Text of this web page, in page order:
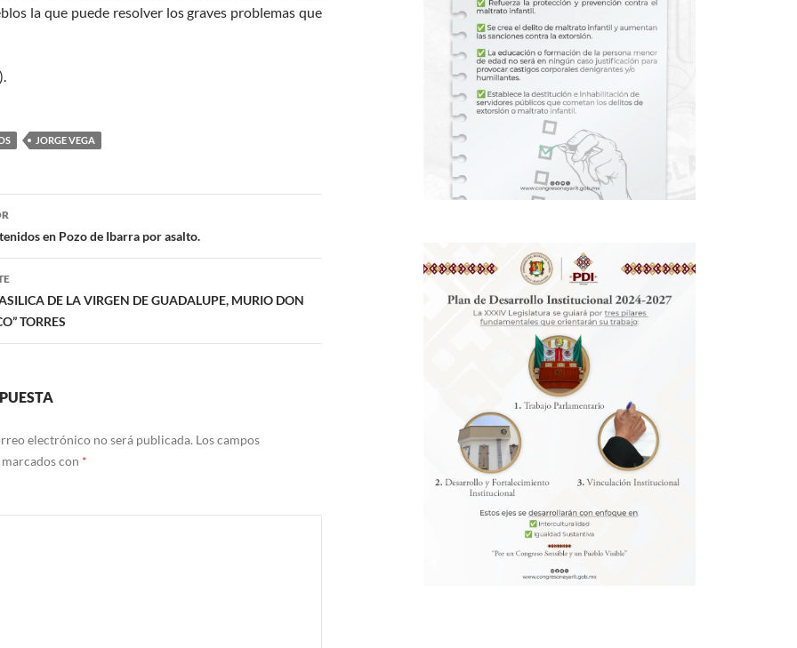
la que puede resolver los graves problemas que
JORGE VEGA
en Pozo de Ibarra por asalto.
DE LA VIRGEN DE GUADALUPE, MURIO DON
TORRES
electrónico no será publicada. Los campos
con *